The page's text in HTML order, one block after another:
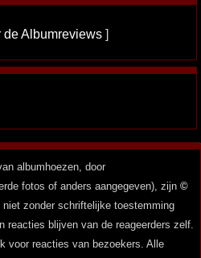
de Albumreviews ]
albumhoezen, door
fotos of anders aangegeven), zijn ©
niet zonder schriftelijke toestemming
reacties blijven van de reageerders zelf.
voor reacties van bezoekers. Alle